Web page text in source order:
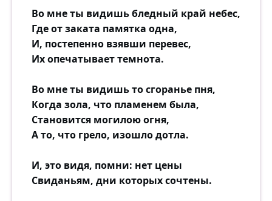
Во мне ты видишь бледный край небес,
Где от заката памятка одна,
И, постепенно взявши перевес,
Их опечатывает темнота.
Во мне ты видишь то сгоранье пня,
Когда зола, что пламенем была,
Становится могилою огня,
А то, что грело, изошло дотла.
И, это видя, помни: нет цены
Свиданьям, дни которых сочтены.